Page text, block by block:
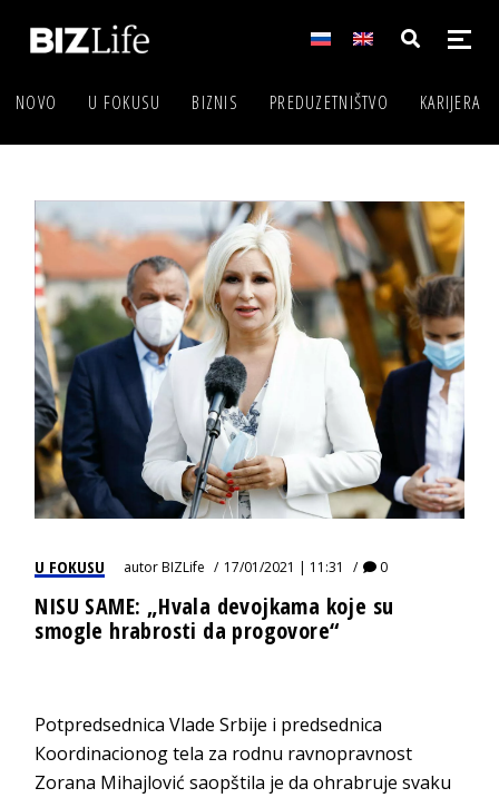
NOVO U FOKUSU BIZNIS PREDUZETNIŠTVO KARIJERA
U FOKUSU autorBIZLife 17/01/2021 | 11:31 0
NISU SAME: „Hvala devojkama koje su
smogle hrabrosti da progovore“
Potpredsednica Vlade Srbije i predsednica
Кoordinacionog tela za rodnu ravnopravnost
Zorana Mihajlović saopštila je da ohrabruje svaku